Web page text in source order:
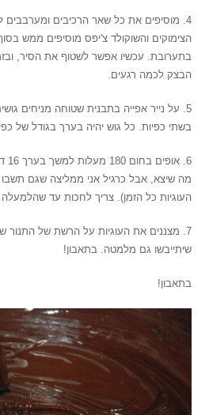
4. מוסיפים את כל שאר הרכיבים
הצימוקים והשוקולד צ'יפס מוסיפים ממש
בתערובת. עכשיו אפשר לשטוף את הסיר,
הבצק לכמה רגעים.
5. על נייר אפייה בתבנית שטוחה מניחים
בשתי כפיות. כל גוש יהיה בערך בגודל של
מה שיצא, אבל כרגיל אני ממליצה שגם תשבו
העוגיות כל הזמן). צריך לחכות עד
7. מצננים את העוגיות על הרשת של התנור
שיתייבשו גם מלמטה. בתאבון!
בתאבון!